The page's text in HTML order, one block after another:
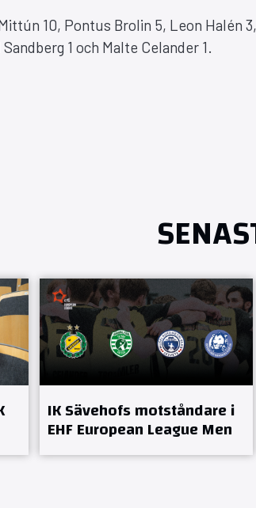
10, Pontus Brolin 5, Leon Halén
1 och Malte Celander 1.
IK Sävehofs motståndare i
EHF European League Men